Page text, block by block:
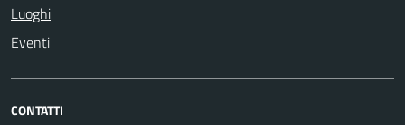
Luoghi
Eventi
CONTATTI